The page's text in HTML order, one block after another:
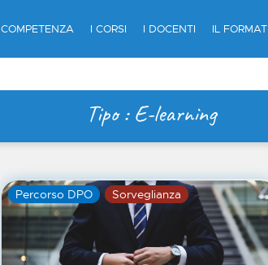
I CORSI I DOCENTI IL FORMAT
Tipo : E-learning
Percorso DPO Sorveglianza